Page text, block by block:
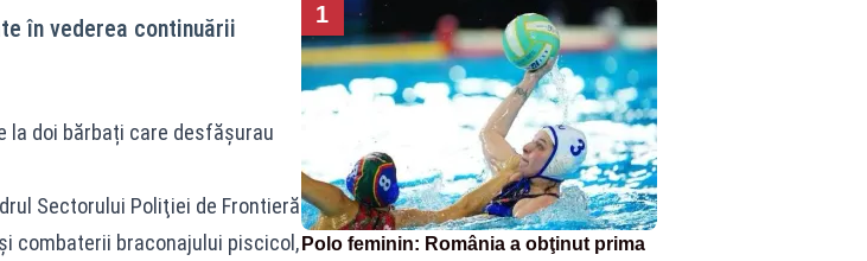
în vederea continuării
doi bărbați care desfășurau
Sectorului Poliţiei de Frontieră
combaterii braconajului piscicol,
1
Polo feminin: România a obţinut prima